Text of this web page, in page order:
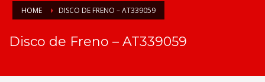
HOME DISCO DE FRENO – AT339059
Disco de Freno – AT339059